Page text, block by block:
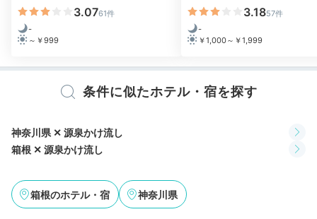
ましょう。循環・加水・加熱を一切していない温泉につ
かれるのは、スタッフの方々のこまめなメンテナンスの
お陰です。湯上がりは休憩所で冷たいお茶をどうぞ。
朝から露天風呂に入りました。夜は気付かなかったのですが、湯船
3.0761件
-
～￥999
3.1857件
-
￥1,000～￥1,999
条件に似たホテル・宿を探す
神奈川県 ✕ 源泉かけ流し
箱根 ✕ 源泉かけ流し
箱根のホテル・宿 神奈川県